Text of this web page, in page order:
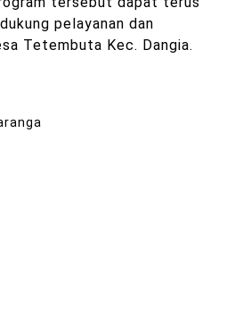
pelayanan dan
Tetembuta Kec. Dangia.